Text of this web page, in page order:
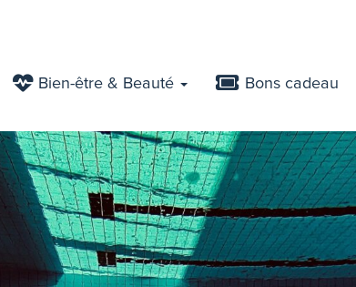
Bien-être & Beauté Bons cadeau